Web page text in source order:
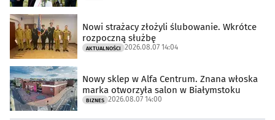
Nowi strażacy złożyli ślubowanie. Wkrótce
rozpoczną służbę
AKTUALNOŚCI 2026.08.07 14:04
Nowy sklep w Alfa Centrum. Znana włoska
marka otworzyła salon w Białymstoku
BIZNES 2026.08.07 14:00